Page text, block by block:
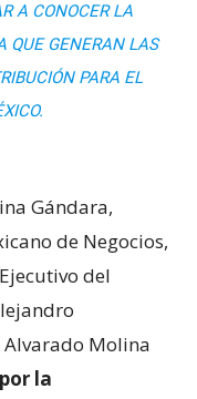
A CONOCER LA
QUE GENERAN LAS
PARA EL
Gándara,
de Negocios,
del
Alvarado Molina
la